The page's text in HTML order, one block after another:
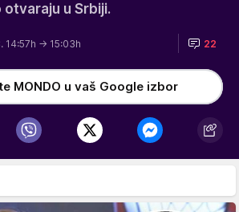
otvaraju u Srbiji.
14:57h → 15:03h 22
MONDO u vaš Google izbor